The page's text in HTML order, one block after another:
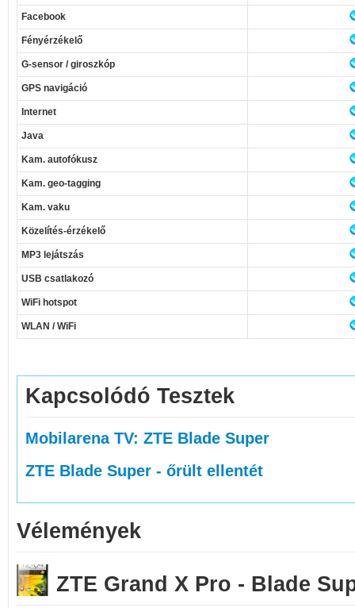
Facebook
Fényérzékelő
G-sensor / giroszkóp
GPS navigáció
Internet
Java
Kam. autofókusz
Kam. geo-tagging
Kam. vaku
Közelítés-érzékelő
MP3 lejátszás
USB csatlakozó
WiFi hotspot
WLAN / WiFi
Kapcsolódó Tesztek
Mobilarena TV: ZTE Blade Super
ZTE Blade Super - őrült ellentét
Vélemények
ZTE Grand X Pro - Blade